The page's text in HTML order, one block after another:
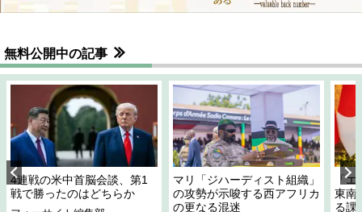
無料公開中の記事
4連戦の米中首脳会談、第1
戦で勝ったのはどちらか
マリ「ジハーディスト組織」
の攻勢が示唆する西アフリカ
の更なる混迷
「
東南
る課